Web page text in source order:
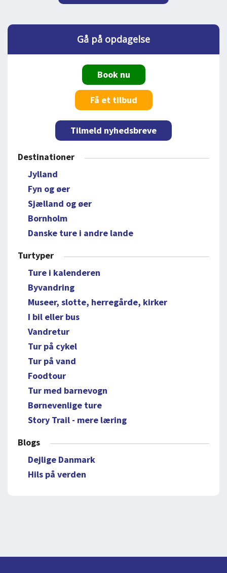
Gå på opdagelse
Book nu
Få et tilbud
Tilmeld nyhedsbreve
Destinationer
Jylland
Fyn og øer
Sjælland og øer
Bornholm
Danske ture i andre lande
Turtyper
Ture i kalenderen
Byvandring
Museer, slotte, herregårde, kirker
I bil eller bus
Vandretur
Tur på cykel
Tur på vand
Foodtour
Tur med barnevogn
Børnevenlige ture
Story Trail - mere læring
Blogs
Dejlige Danmark
Hils på verden